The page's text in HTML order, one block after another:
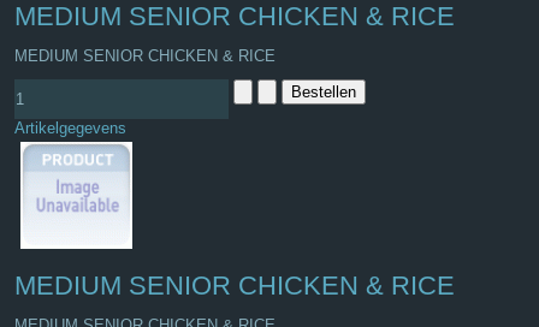
MEDIUM SENIOR CHICKEN & RICE
MEDIUM SENIOR CHICKEN & RICE
Artikelgegevens
MEDIUM SENIOR CHICKEN & RICE